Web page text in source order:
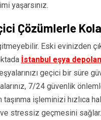
yaşarsınız.
Çözümlerle
Eski evinizden
İstanbul eşya
geçici bir süre
7/24 güvenlik
işleminizi hızlıca
stressiz geçmesini sağlar.